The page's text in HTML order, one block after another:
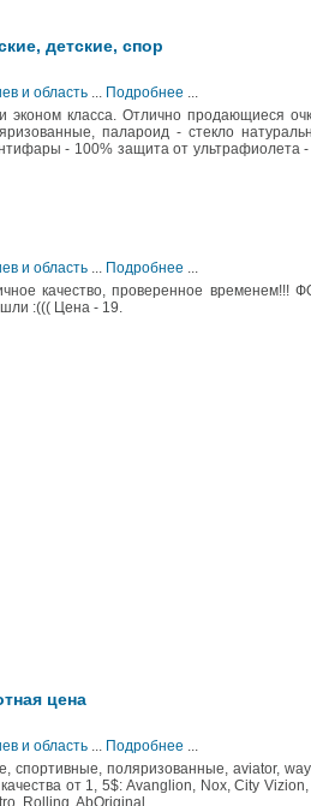
детские, спор
и область ... Подробнее ...
эконом класса. Отлично продающиеся
палароид - стекло
- 100% защита от ультрафиолета
и область ... Подробнее ...
качество, проверенное временем!!!
:((( Цена - 19.
цена
и область ... Подробнее ...
спортивные, поляризованные, aviator,
от 1, 5$: Avanglion, Nox, City
Rolling, AbOriginal.